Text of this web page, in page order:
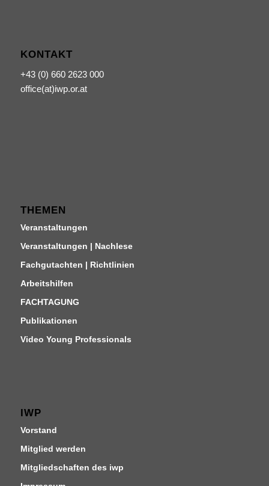
KONTAKT
+43 (0) 660 2623 000
office(at)iwp.or.at
THEMEN
Veranstaltungen
Veranstaltungen | Nachlese
Fachgutachten | Richtlinien
Arbeitshilfen
FACHTAGUNG
Publikationen
Video Young Professionals
IWP
Vorstand
Mitglied werden
Mitgliedschaften des iwp